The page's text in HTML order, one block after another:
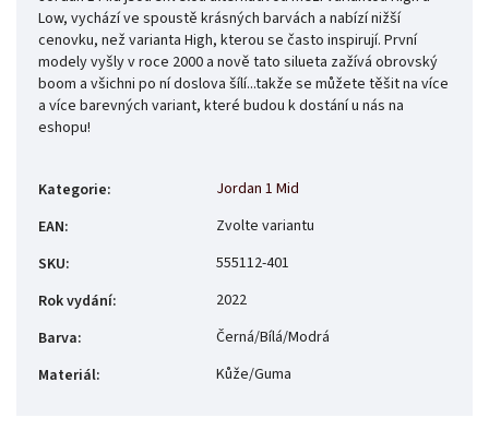
Low, vychází ve spoustě krásných barvách a nabízí nižší
cenovku, než varianta High, kterou se často inspirují. První
modely vyšly v roce 2000 a nově tato silueta zažívá obrovský
boom a všichni po ní doslova šílí...takže se můžete těšit na více
a více barevných variant, které budou k dostání u nás na
eshopu!
Kategorie:
Jordan 1 Mid
EAN:
Zvolte variantu
SKU:
555112-401
Rok vydání:
2022
Barva:
Černá/Bílá/Modrá
Materiál: Kůže/Guma